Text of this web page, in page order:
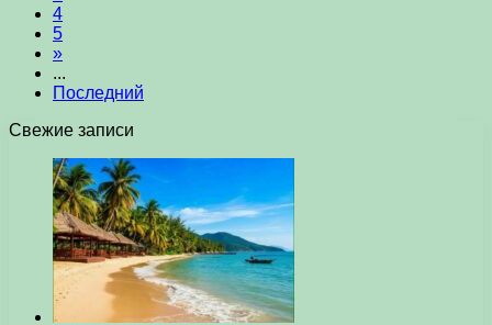
4
5
»
...
Последний
Свежие записи